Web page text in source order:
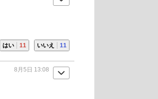
はい 11 いいえ 11
8月5日 13:08